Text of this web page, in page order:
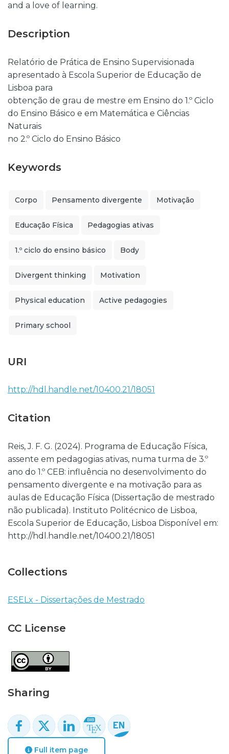
and a love of learning.
Description
Relatório de Prática de Ensino Supervisionada
apresentado à Escola Superior de Educação de
Lisboa para
obtenção de grau de mestre em Ensino do 1.º Ciclo
do Ensino Básico e em Matemática e Ciências
Naturais
no 2.º Ciclo do Ensino Básico
Keywords
Corpo Pensamento divergente Motivação
Educação Física Pedagogias ativas
1.º ciclo do ensino básico Body
Divergent thinking Motivation
Physical education Active pedagogies
Primary school
URI
http://hdl.handle.net/10400.21/18051
Citation
Reis, J. F. G. (2024). Programa de Educação Física,
assente em pedagogias ativas, numa turma de 3.º
ano do 1.º CEB: influência no desenvolvimento do
pensamento divergente e na motivação para as
aulas de Educação Física (Dissertação de mestrado
não publicada). Instituto Politécnico de Lisboa,
Escola Superior de Educação, Lisboa Disponível em:
http://hdl.handle.net/10400.21/18051
Collections
ESELx - Dissertações de Mestrado
CC License
Sharing
Full item page